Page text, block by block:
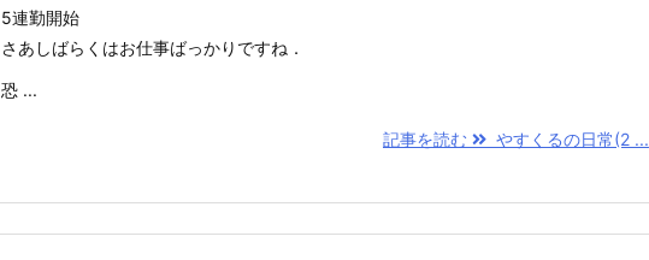
5連勤開始
さあしばらくはお仕事ばっかりですね．
恐 ...
記事を読む やすくるの日常(2 ...